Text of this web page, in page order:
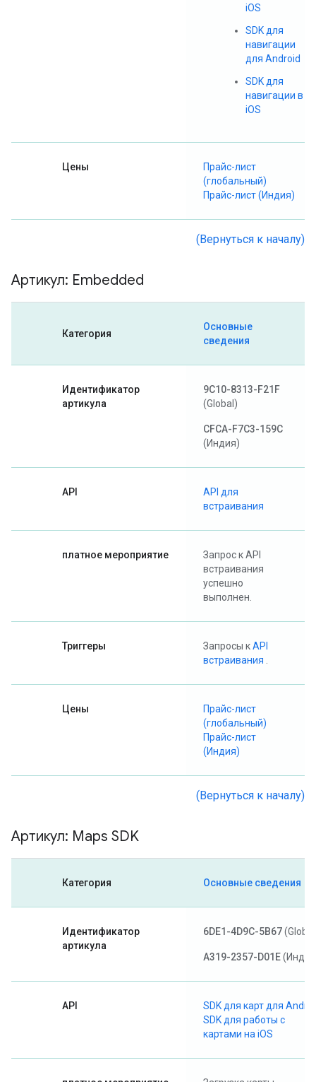
iOS
SDK для
навигации
для Android
SDK для
навигации в
iOS
Цены
Прайс-лист
(глобальный)
Прайс-лист (Индия)
(Вернуться к началу)
Артикул: Embedded
Категория
Основные
сведения
Идентификатор
артикула
9C10-8313-F21F
(Global)
CFCA-F7C3-159C
(Индия)
API
API для
встраивания
платное мероприятие
Запрос к API
встраивания
успешно
выполнен.
Триггеры Запросы кAPI
встраивания
Цены
Прайс-лист
(глобальный)
Прайс-лист
(Индия)
(Вернуться к началу)
Артикул: Maps SDK
Категория Основные сведения
Идентификатор
артикула
6DE1-4D9C-5B67
A319-2357-D01E
API
SDK для карт для
SDK для работы с
картами на iOS